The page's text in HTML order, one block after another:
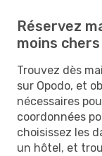
Réservez
moins
Trouvez dès
sur Opodo, et
nécessaires
coordonnées
choisissez les
un hôtel, et